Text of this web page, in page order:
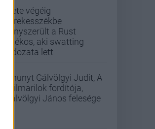
Élete végéig
kerekesszékbe
kényszerült a Rust
játékos, aki swatting
áldozata lett
Elhunyt Gálvölgyi Judit, A
szilmarilok fordítója,
Gálvölgyi János felesége